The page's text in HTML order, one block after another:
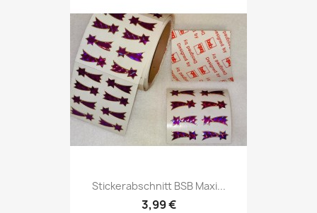
Stickerabschnitt BSB Maxi...
3,99 €